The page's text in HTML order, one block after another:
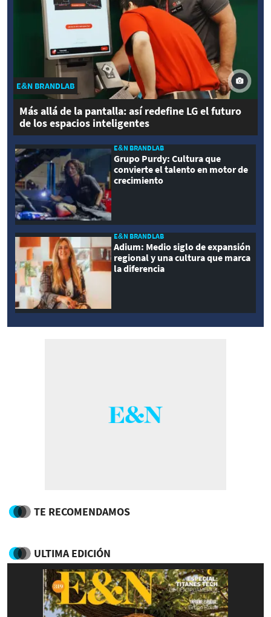
E&N BRANDLAB
Más allá de la pantalla: así redefine LG el futuro
de los espacios inteligentes
E&N BRANDLAB
Grupo Purdy: Cultura que
convierte el talento en motor de
crecimiento
E&N BRANDLAB
Adium: Medio siglo de expansión
regional y una cultura que marca
la diferencia
TE RECOMENDAMOS
ULTIMA EDICIÓN